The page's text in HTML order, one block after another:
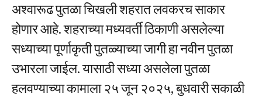
अश्वारूढ पुतळा चिखली शहरात लवकरच साकार
होणार आहे. शहराच्या मध्यवर्ती ठिकाणी असलेल्या
सध्याच्या पूर्णाकृती पुतळ्याच्या जागी हा नवीन पुतळा
उभारला जाईल. यासाठी सध्या असलेला पुतळा
हलवण्याच्या कामाला २५ जून २०२५, बुधवारी सकाळी